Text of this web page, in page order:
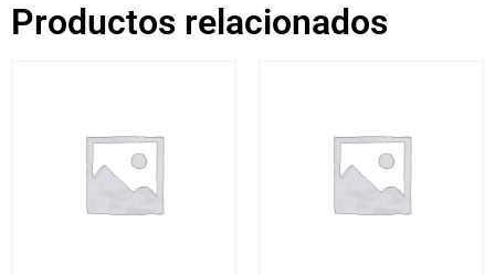
Productos relacionados